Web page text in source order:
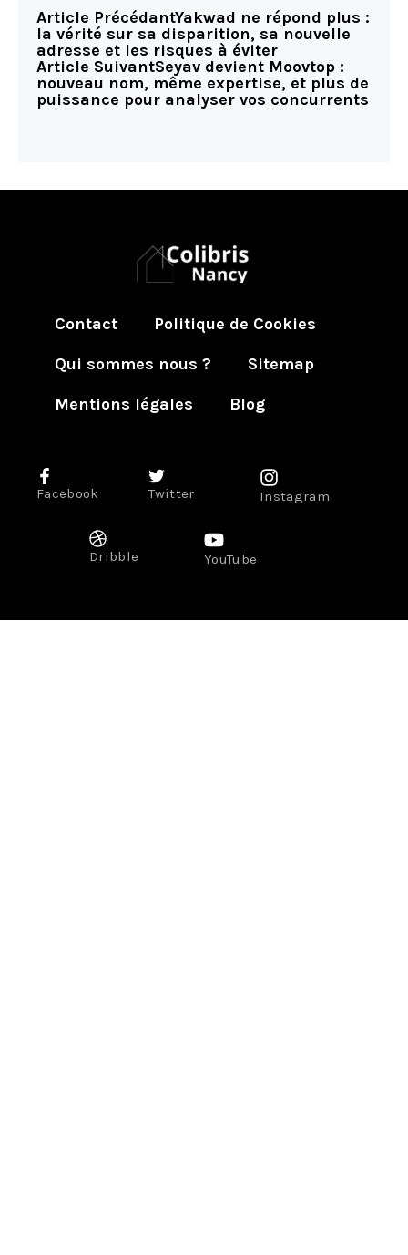
Article PrécédantYakwad ne répond plus :
la vérité sur sa disparition, sa nouvelle
adresse et les risques à éviter
Article SuivantSeyav devient Moovtop :
nouveau nom, même expertise, et plus de
puissance pour analyser vos concurrents
Contact
Politique de Cookies
Qui sommes nous ?
Sitemap
Mentions légales
Blog
Facebook Twitter Instagram
Dribble YouTube